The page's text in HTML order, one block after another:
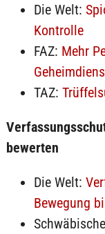
Die Welt:
Kontrolle
FAZ: Mehr
TAZ:
bewerten
Die Welt:
Bewegung